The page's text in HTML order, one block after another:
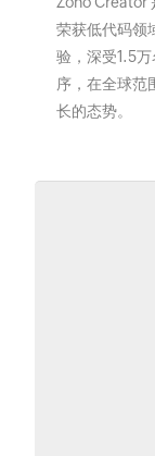
荣获低代码领
验，深受1.5
序，在全球范
长的态势。